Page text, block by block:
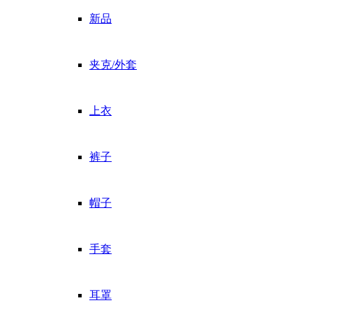
新品
夹克/外套
上衣
裤子
帽子
手套
耳罩